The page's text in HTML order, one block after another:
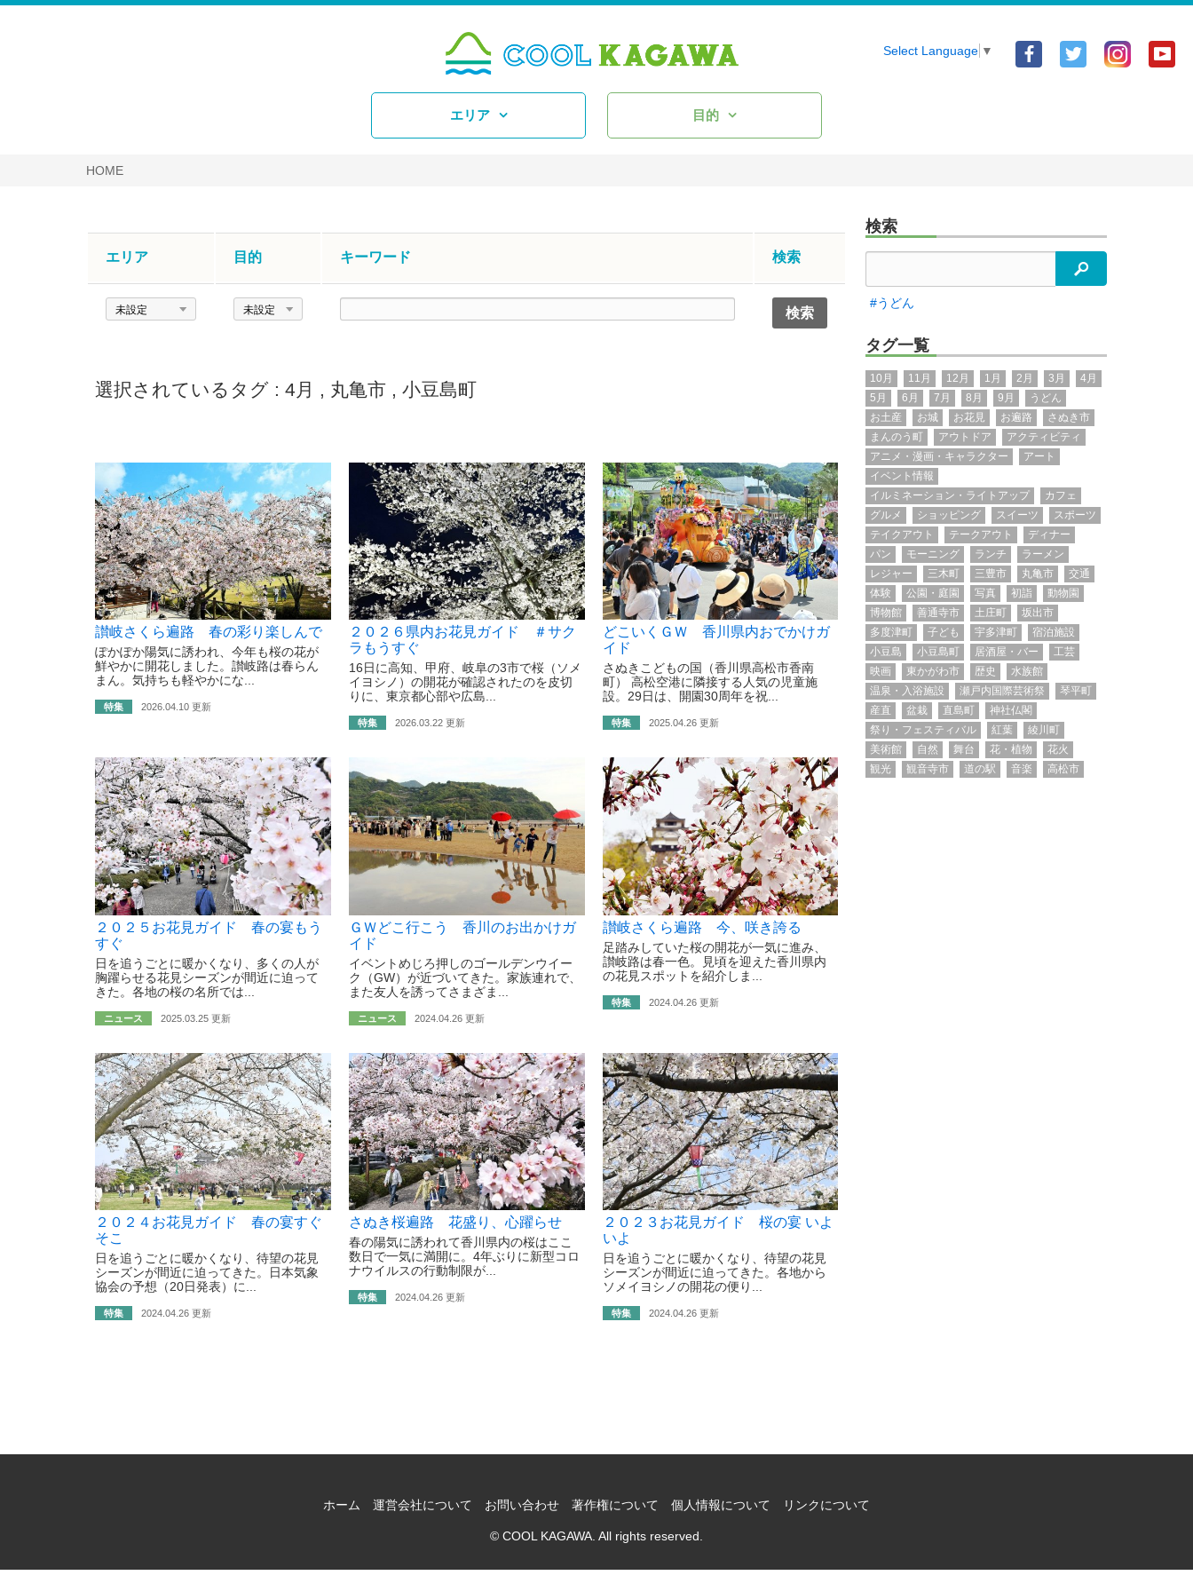
Facebook
Twitter
Select Language ▼
エリア 目的
HOME
エリア 目的 キーワード 検索
エ
目
ド
選択されているタグ : 4月 , 丸亀市 , 小豆島町
讃岐さくら遍路 春の彩り楽しんで
ぽかぽか陽気に誘われ、今年も桜の花が
鮮やかに開花しました。讃岐路は春らん
まん。気持ちも軽やかにな...
特集 2026.04.10 更新
２０２６県内お花見ガイド ＃サク
ラもうすぐ
16日に高知、甲府、岐阜の3市で桜（ソメ
イヨシノ）の開花が確認されたのを皮切
りに、東京都心部や広島...
特集 2026.03.22 更新
どこいくＧＷ 香川県内おでかけガ
イド
さぬきこどもの国（香川県高松市香南
町） 高松空港に隣接する人気の児童施
設。29日は、開園30周年を祝...
特集 2025.04.26 更新
２０２５お花見ガイド 春の宴もう
すぐ
日を追うごとに暖かくなり、多くの人が
胸躍らせる花見シーズンが間近に迫って
きた。各地の桜の名所では...
ニュース 2025.03.25 更新
ＧＷどこ行こう 香川のお出かけガ
イド
イベントめじろ押しのゴールデンウイー
ク（GW）が近づいてきた。家族連れで、
また友人を誘ってさまざま...
ニュース 2024.04.26 更新
讃岐さくら遍路 今、咲き誇る
足踏みしていた桜の開花が一気に進み、
讃岐路は春一色。見頃を迎えた香川県内
の花見スポットを紹介しま...
特集 2024.04.26 更新
２０２４お花見ガイド 春の宴すぐ
そこ
日を追うごとに暖かくなり、待望の花見
シーズンが間近に迫ってきた。日本気象
協会の予想（20日発表）に...
特集 2024.04.26 更新
さぬき桜遍路 花盛り、心躍らせ
春の陽気に誘われて香川県内の桜はここ
数日で一気に満開に。4年ぶりに新型コロ
ナウイルスの行動制限が...
特集 2024.04.26 更新
２０２３お花見ガイド 桜の宴 いよ
いよ
日を追うごとに暖かくなり、待望の花見
シーズンが間近に迫ってきた。各地から
ソメイヨシノの開花の便り...
特集 2024.04.26 更新
検索
検索
#うどん
タグ一覧
10月 11月 12月 1月 2月 3月
4月
5月
6月 7月 8月 9月
うどん
お土産
お城 お花見 お遍路
さぬき市
まんのう町
アウトドア
アクティビティ
アニメ・漫画・キャラクター
アート
イベント情報
イルミネーション・ライトアップ
カフェ
グルメ
ショッピング スイーツ
スポーツ
テイクアウト
テークアウト
ディナー
パン
モーニング ランチ
ラーメン
レジャー
三木町 三豊市 丸亀市
交通
体験
公園・庭園 写真 初詣
動物園
博物館
善通寺市 土庄町
坂出市
多度津町
子ども 宇多津町
宿泊施設
小豆島
小豆島町 居酒屋・バー
工芸
映画
東かがわ市 歴史
水族館
温泉・入浴施設
瀬戸内国際芸術祭
琴平町
産直
盆栽 直島町
神社仏閣
祭り・フェスティバル
紅葉
綾川町
美術館
自然 舞台 花・植物
花火
観光
観音寺市 道の駅 音楽 高松市
ホーム 運営会社について お問い合わせ 著作権について 個人情報について リンクについて
© COOL KAGAWA. All rights reserved.